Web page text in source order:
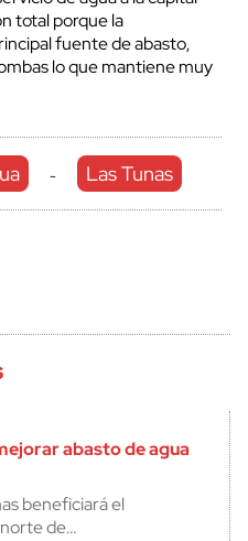
total porque la
fuente de abasto,
lo que mantiene muy
- Las Tunas
abasto de agua
beneficiará el
de…